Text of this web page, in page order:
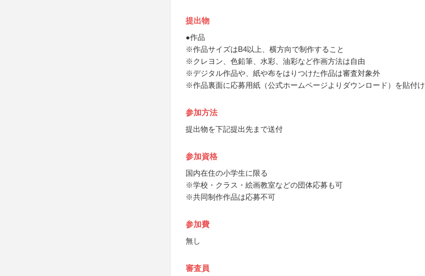
提出物
●作品
※作品サイズはB4以上、横方向で制作すること
※クレヨン、色鉛筆、水彩、油彩など作画方法は自由
※デジタル作品や、紙や布をはりつけた作品は審査対象外
※作品裏面に応募用紙（公式ホームページよりダウンロード）を貼付け
参加方法
提出物を下記提出先まで送付
参加資格
国内在住の小学生に限る
※学校・クラス・絵画教室などの団体応募も可
※共同制作作品は応募不可
参加費
無し
審査員